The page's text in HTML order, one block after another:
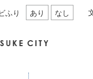
ふり あり なし